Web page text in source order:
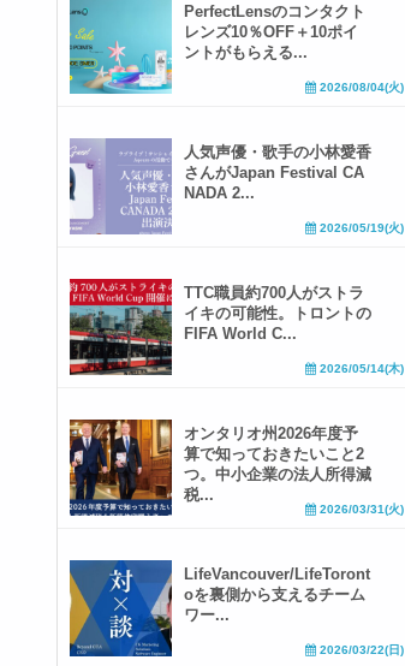
PerfectLensのコンタクト
レンズ10％OFF＋10ポイ
ントがもらえる...
2026/08/04(火)
人気声優・歌手の小林愛香
さんがJapan Festival CA
NADA 2...
2026/05/19(火)
TTC職員約700人がストラ
イキの可能性。トロントの
FIFA World C...
2026/05/14(木)
オンタリオ州2026年度予
算で知っておきたいこと2
つ。中小企業の法人所得減
税...
2026/03/31(火)
LifeVancouver/LifeToront
oを裏側から支えるチーム
ワー...
2026/03/22(日)